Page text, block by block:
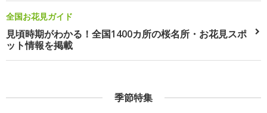
全国お花見ガイド
見頃時期がわかる！全国1400カ所の桜名所・お花見スポ
ット情報を掲載
季節特集